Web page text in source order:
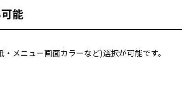
能
メニュー画面カラーなど)選択が可能です。